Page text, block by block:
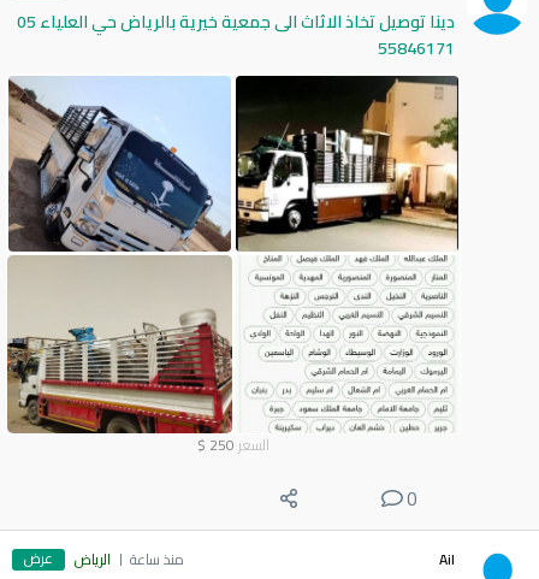
دينا توصيل تخاذ الاثاث الى جمعية خيرية بالرياض حي العلياء 05
55846171
السعر 250
$
0
Ail منذ ساعة الرياض عرض